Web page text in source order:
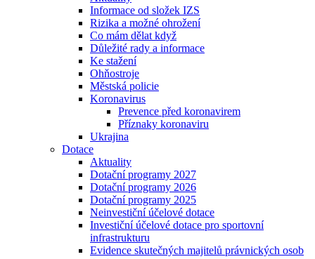
Informace od složek IZS
Rizika a možné ohrožení
Co mám dělat když
Důležité rady a informace
Ke stažení
Ohňostroje
Městská policie
Koronavirus
Prevence před koronavirem
Příznaky koronaviru
Ukrajina
Dotace
Aktuality
Dotační programy 2027
Dotační programy 2026
Dotační programy 2025
Neinvestiční účelové dotace
Investiční účelové dotace pro sportovní
infrastrukturu
Evidence skutečných majitelů právnických osob